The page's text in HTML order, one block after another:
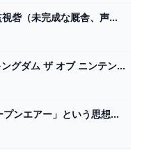
TotKティアキン・45日目 2/2 監視砦（未完成な厩舎、声の主を探して） - ちょっとしたゲーム日記：楽天ブログ
偉大な ゼルダの伝説 ティアーズ キングダム ザ オブ ニンテンドー3DS/2DS - bestcheerstone.com
自由を設計する「オープンエアー」という思想『ゼルダの伝説 ブレス オブ ザ ワイルド』 - メディア芸術カレントコンテンツ